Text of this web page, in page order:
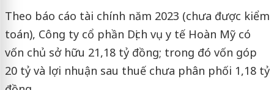
Theo báo cáo tài chính năm 2023 (chưa được kiểm
toán), Công ty cổ phần Dịch vụ y tế Hoàn Mỹ có
vốn chủ sở hữu 21,18 tỷ đồng; trong đó vốn góp
20 tỷ và lợi nhuận sau thuế chưa phân phối 1,18 tỷ